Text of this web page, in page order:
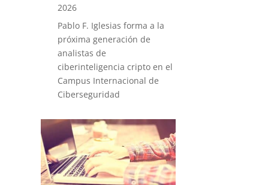
2026
Pablo F. Iglesias forma a la
próxima generación de
analistas de
ciberinteligencia cripto en el
Campus Internacional de
Ciberseguridad